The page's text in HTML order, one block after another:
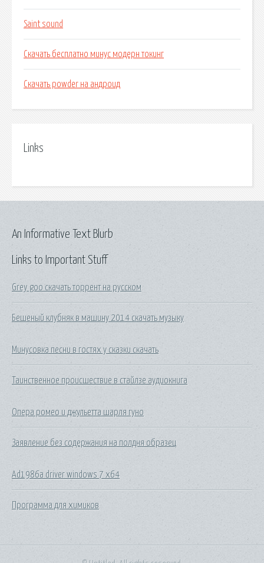
Saint sound
Скачать бесплатно минус модерн токинг
Скачать powder на андроид
Links
Links to Important Stuff
Grey goo скачать торрент на русском
Бешеный клубняк в машину 2014 скачать музыку
Минусовка песни в гостях у сказки скачать
Таинственное происшествие в стайлзе аудиокнига
Опера ромео и джульетта шарля гуно
Заявление без содержания на полдня образец
Ad1986a driver windows 7 x64
Программа для химиков
An Informative Text Blurb